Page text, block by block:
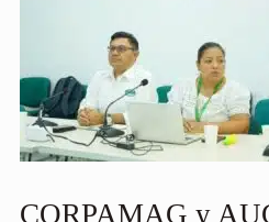
CORPAMAG y